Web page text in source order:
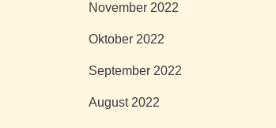
November 2022
Oktober 2022
September 2022
August 2022